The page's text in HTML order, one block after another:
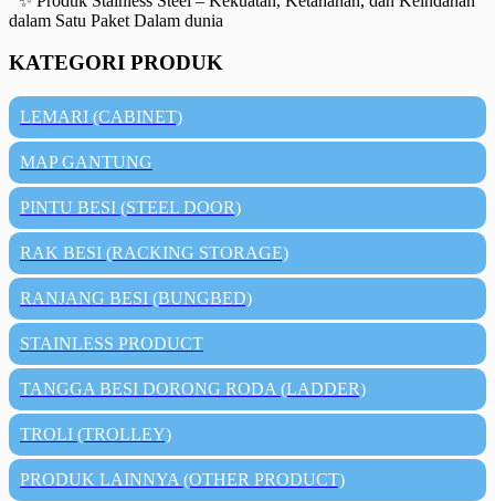
dalam Satu Paket Dalam dunia
KATEGORI PRODUK
LEMARI (CABINET)
MAP GANTUNG
PINTU BESI (STEEL DOOR)
RAK BESI (RACKING STORAGE)
RANJANG BESI (BUNGBED)
STAINLESS PRODUCT
TANGGA BESI DORONG RODA (LADDER)
TROLI (TROLLEY)
PRODUK LAINNYA (OTHER PRODUCT)